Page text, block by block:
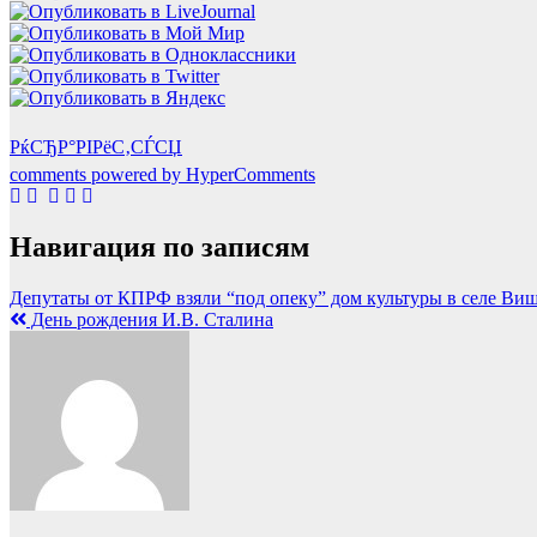
РќСЂР°РІРёС‚СЃСЏ
comments powered by HyperComments
Навигация по записям
Депутаты от КПРФ взяли “под опеку” дом культуры в селе
День рождения И.В. Сталина